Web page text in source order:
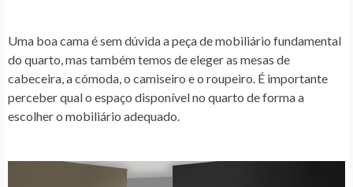
Uma boa cama é sem dúvida a peça de mobiliário fundamental
do quarto, mas também temos de eleger as mesas de
cabeceira, a cómoda, o camiseiro e o roupeiro. É importante
perceber qual o espaço disponível no quarto de forma a
escolher o mobiliário adequado.